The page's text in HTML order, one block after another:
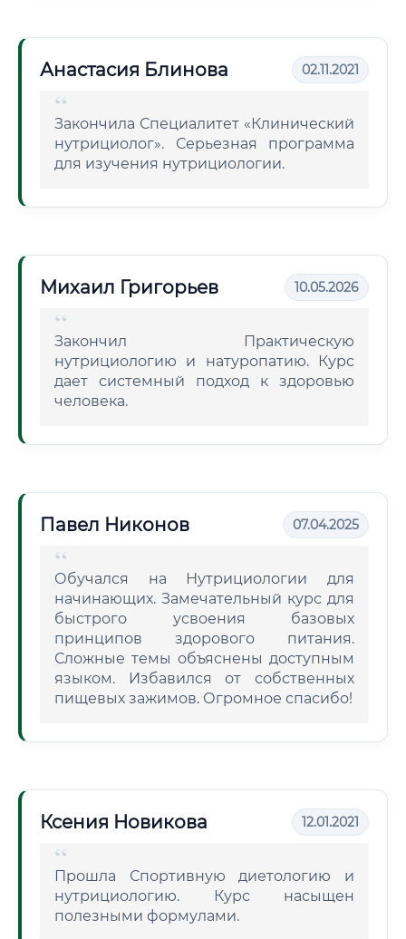
Анастасия Блинова 02.11.2021
Закончила Специалитет «Клинический
нутрициолог». Серьезная программа
для изучения нутрициологии.
Михаил Григорьев 10.05.2026
Закончил Практическую
нутрициологию и натуропатию. Курс
дает системный подход к здоровью
человека.
Павел Никонов 07.04.2025
Обучался на Нутрициологии для
начинающих. Замечательный курс для
быстрого усвоения базовых
принципов здорового питания.
Сложные темы объяснены доступным
языком. Избавился от собственных
пищевых зажимов. Огромное спасибо!
Ксения Новикова 12.01.2021
Прошла Спортивную диетологию и
нутрициологию. Курс насыщен
полезными формулами.